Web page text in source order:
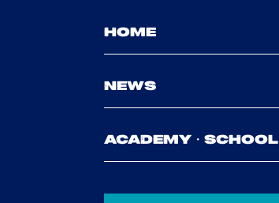
HOME
NEWS
ACADEMY・SCHOOL